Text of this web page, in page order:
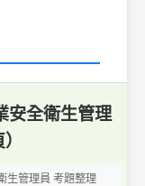
安全衛生管理
生管理員 考題整理